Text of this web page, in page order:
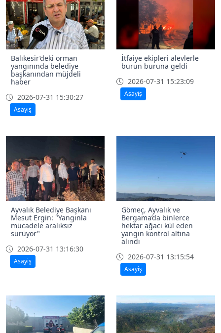
Balıkesir’deki orman
yangınında belediye
başkanından müjdeli
haber
2026-07-31 15:30:27
Asayiş
İtfaiye ekipleri alevlerle
burun buruna geldi
2026-07-31 15:23:09
Asayiş
Ayvalık Belediye Başkanı
Mesut Ergin: "Yangınla
mücadele aralıksız
sürüyor"
2026-07-31 13:16:30
Asayiş
Gömeç, Ayvalık ve
Bergama’da binlerce
hektar ağacı kül eden
yangın kontrol altına
alındı
2026-07-31 13:15:54
Asayiş